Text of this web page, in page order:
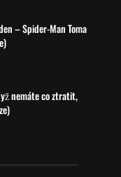
– Spider-Man Toma
nemáte co ztratit,